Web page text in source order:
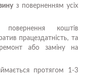
з поверненням усіх
повернення коштів
працездатність, та
або заміну на
протягом 1-3